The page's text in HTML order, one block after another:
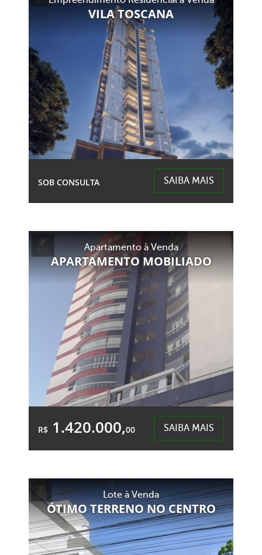
Centro (Marechal Bormann) - Chapecó
VILA TOSCANA
SOB CONSULTA SAIBA MAIS
Área Total:
2,30m²
Área Privativa:
165,66m²
Centro - Chapecó
Apartamento à Venda
APARTAMENTO MOBILIADO
R$ 1.420.000,00 SAIBA MAIS
Área Total:
233,36m²
161,67m²
Centro - Chapecó
Lote à Venda
ÓTIMO TERRENO NO CENTRO